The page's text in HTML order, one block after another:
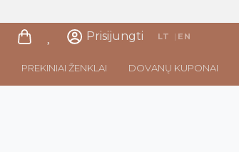
Prisijungti
LT | EN
PREKINIAI ŽENKLAI DOVANŲ KUPONAI